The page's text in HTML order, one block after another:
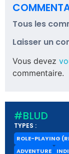
Tous les
Laisser un
Vous devez
commentaire.
#BLUD
TYPES :
ROLE-PLAYING
ADVENTURE